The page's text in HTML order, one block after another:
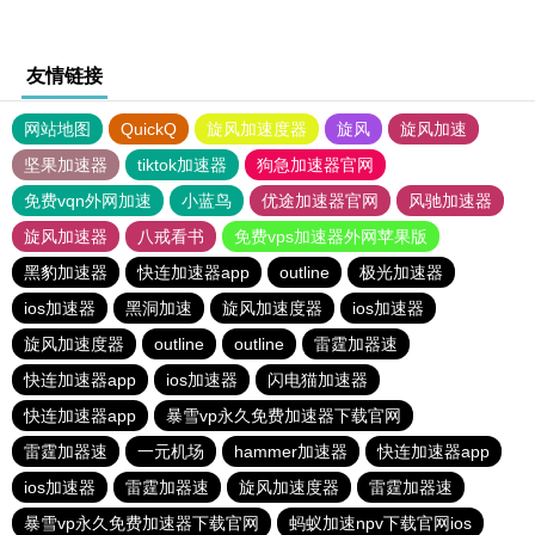
友情链接
网站地图 QuickQ 旋风加速度器 旋风
旋风加速
坚果加速器
tiktok加速器
狗急加速器官网
免费vqn外网加速
小蓝鸟 优途加速器官网
风驰加速器
旋风加速器
八戒看书
免费vps加速器外网苹果版
黑豹加速器
快连加速器app outline
极光加速器
ios加速器
黑洞加速 旋风加速度器
ios加速器
旋风加速度器
outline outline
雷霆加器速
快连加速器app
ios加速器
闪电猫加速器
快连加速器app
暴雪vp永久免费加速器下载官网
雷霆加器速
一元机场 hammer加速器
快连加速器app
ios加速器
雷霆加器速 旋风加速度器
雷霆加器速
暴雪vp永久免费加速器下载官网
蚂蚁加速npv下载官网ios